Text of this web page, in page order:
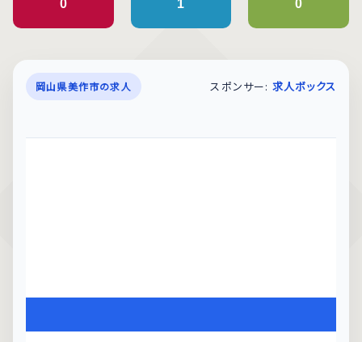
0
1
0
岡山県美作市の求人 スポンサー: 求人ボックス